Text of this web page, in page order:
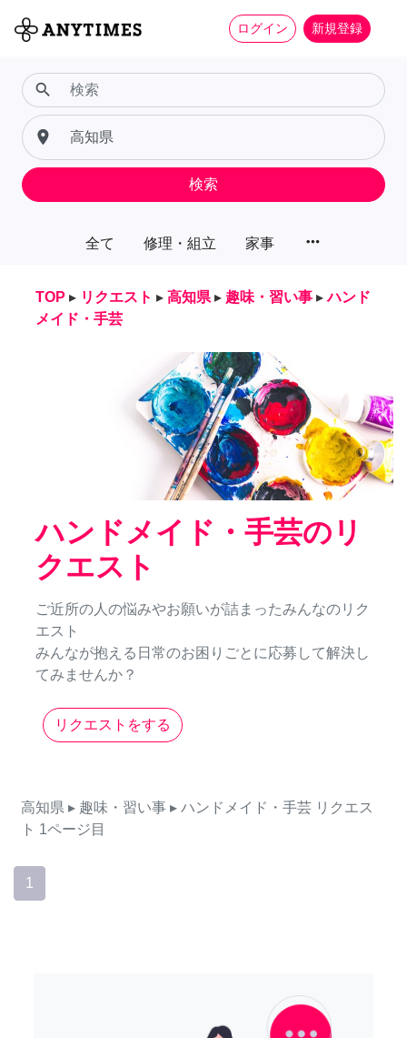
ログイン 新規登録
全て 修理・組立 家事 more_horiz
search
place
検索
TOP ▸ リクエスト ▸ 高知県 ▸ 趣味・習い事 ▸ ハンド
メイド・手芸
ハンドメイド・手芸のリ
クエスト
ご近所の人の悩みやお願いが詰まったみんなのリク
エスト
みんなが抱える日常のお困りごとに応募して解決し
てみませんか？
リクエストをする
高知県 ▸ 趣味・習い事 ▸ ハンドメイド・手芸 リクエス
ト 1ページ目
1